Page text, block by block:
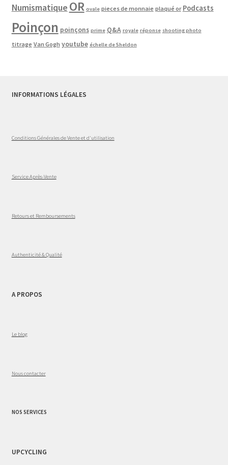
Numismatique OR ovale pieces de monnaie plaqué or Podcasts
Poinçon poinçons prime Q&A royale réponse shooting photo
titrage Van Gogh youtube échelle de Sheldon
INFORMATIONS LÉGALES
Conditions Générales de Vente et d'utilisation
Service Après-Vente
Retours et Remboursements
Authenticité & Qualité
A PROPOS
Le blog
Nous contacter
NOS SERVICES
UPCYCLING